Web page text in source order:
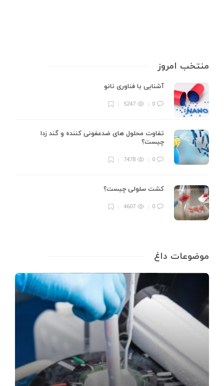
منتخب امروز
آشنایی با فناوری نانو
0
5247
تفاوت محلول های ضدعفونی کننده و گند زدا
چیست؟
0
7478
کشت سلولی چیست؟
0
4607
موضوعات داغ